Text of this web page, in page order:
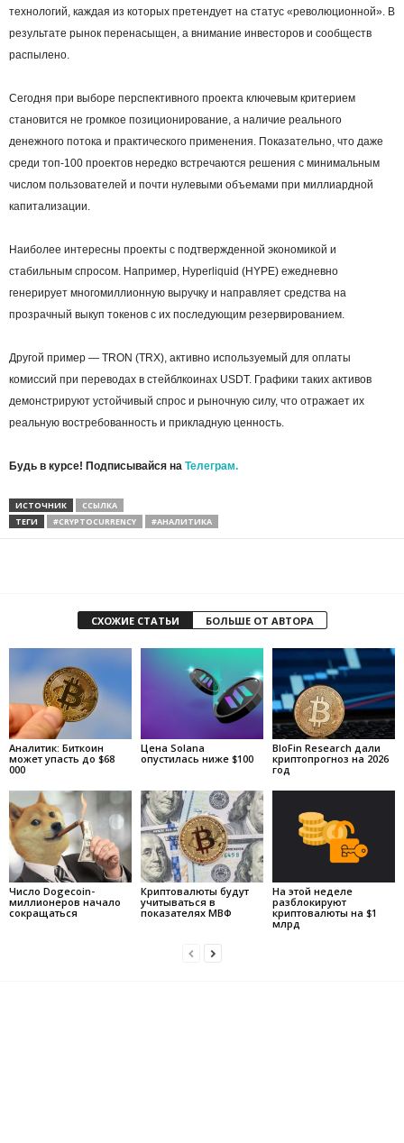
технологий, каждая из которых претендует на статус «революционной». В
результате рынок перенасыщен, а внимание инвесторов и сообществ
распылено.
Сегодня при выборе перспективного проекта ключевым критерием
становится не громкое позиционирование, а наличие реального
денежного потока и практического применения. Показательно, что даже
среди топ-100 проектов нередко встречаются решения с минимальным
числом пользователей и почти нулевыми объемами при миллиардной
капитализации.
Наиболее интересны проекты с подтвержденной экономикой и
стабильным спросом. Например, Hyperliquid (HYPE) ежедневно
генерирует многомиллионную выручку и направляет средства на
прозрачный выкуп токенов с их последующим резервированием.
Другой пример — TRON (TRX), активно используемый для оплаты
комиссий при переводах в стейблкоинах USDT. Графики таких активов
демонстрируют устойчивый спрос и рыночную силу, что отражает их
реальную востребованность и прикладную ценность.
Будь в курсе! Подписывайся на Телеграм.
ИСТОЧНИК
ССЫЛКА
ТЕГИ
#CRYPTOCURRENCY #АНАЛИТИКА
СХОЖИЕ СТАТЬИ БОЛЬШЕ ОТ АВТОРА
Аналитик: Биткоин
может упасть до $68
000
Цена Solana
опустилась ниже $100
BloFin Research дали
криптопрогноз на 2026
год
Число Dogecoin-
миллионеров начало
сокращаться
Криптовалюты будут
учитываться в
показателях МВФ
На этой неделе
разблокируют
криптовалюты на $1
млрд